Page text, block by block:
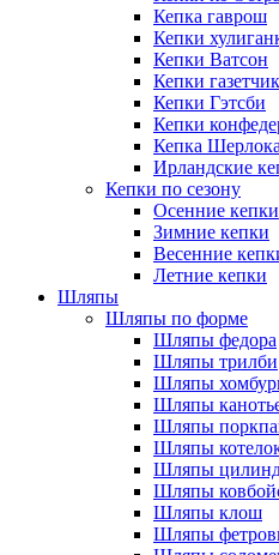
Кепка гаврош
Кепки
Кепки Ватсон
Кепки
Кепки Гэтсби
Кепки
Кепка Шерлока
Ирландские
Кепки по сезону
Осенние кепки
Зимние кепки
Весенние
Летние кепки
Шляпы
Шляпы по форме
Шляпы федора
Шляпы трилби
Шляпы
Шляпы
Шляпы
Шляпы
Шляпы
Шляпы
Шляпы клош
Шляпы